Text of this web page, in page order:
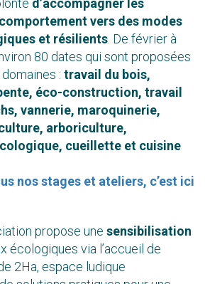
d’accompagner les
vers des modes
et résilients . De février à
80 dates qui sont proposées
: travail du bois,
éco-construction, travail
vannerie, maroquinerie,
arboriculture,
cueillette et cuisine
nos stages et ateliers, c’est ici
propose une sensibilisation
écologiques via l’accueil de
2Ha, espace ludique